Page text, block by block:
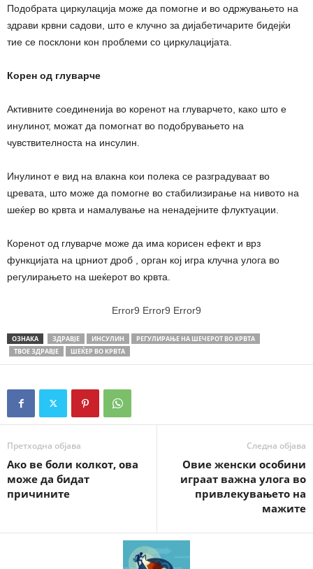
Подобрата циркулација може да помогне и во одржувањето на
здрави крвни садови, што е клучно за дијабетичарите бидејќи
тие се посклони кон проблеми со циркулацијата.
Корен од глуварче
Активните соединенија во коренот на глуварчето, како што е
инулинот, можат да помогнат во подобрувањето на
чувствителноста на инсулин.
Инулинот е вид на влакна кои полека се разградуваат во
цревата, што може да помогне во стабилизирање на нивото на
шеќер во крвта и намалување на ненадејните флуктуации.
Коренот од глуварче може да има корисен ефект и врз
функцијата на црниот дроб , орган кој игра клучна улога во
регулирањето на шеќерот во крвта.
Error9 Error9 Error9
ОЗНАКА ЗДРАВЈЕ ИНСУЛИН
РЕГУЛИРАЊЕ НА ШЕЧЕРОТ ВО КРВТА
ТВОЕ ЗДРАВЈЕ
ШЕЌЕР ВО КРВТА
Претходна објава
Ако ве боли колкот, ова
може да бидат
причините
Следна објава
Овие женски особини
играат важна улога во
привлекувањето на
мажите